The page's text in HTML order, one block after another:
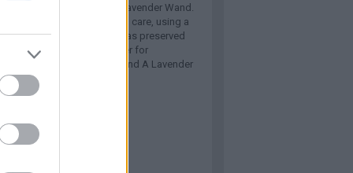
home to this handcrafted Lavender Wand.
keepsake was made with care, using a
weaving technique that has preserved
and fragrance of lavender for
What is a Lavender Wand A Lavender